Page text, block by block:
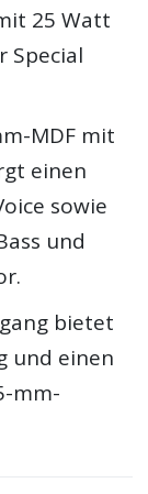
25 Watt
Special
MDF mit
einen
sowie
und
bietet
und einen
mm-